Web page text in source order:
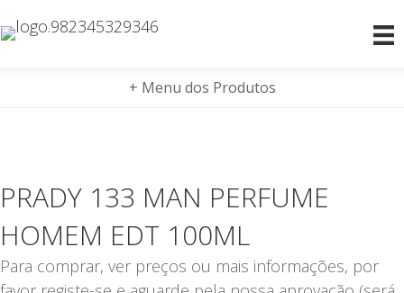
+ Menu dos Produtos
PRADY 133 MAN PERFUME
HOMEM EDT 100ML
Para comprar, ver preços ou mais informações, por